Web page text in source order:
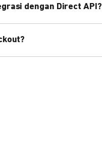
dengan Direct API?